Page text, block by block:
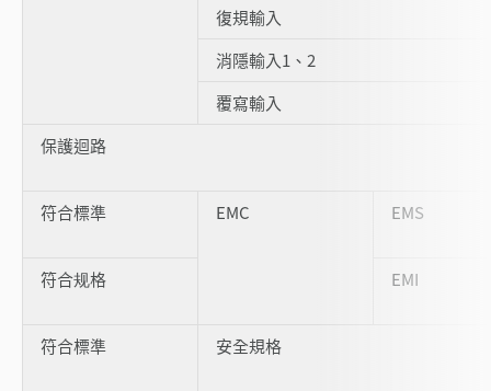
復規輸入
消隱輸入1、2
覆寫輸入
保護迴路
符合標準 EMC EMS
符合规格 EMI
符合標準 安全規格